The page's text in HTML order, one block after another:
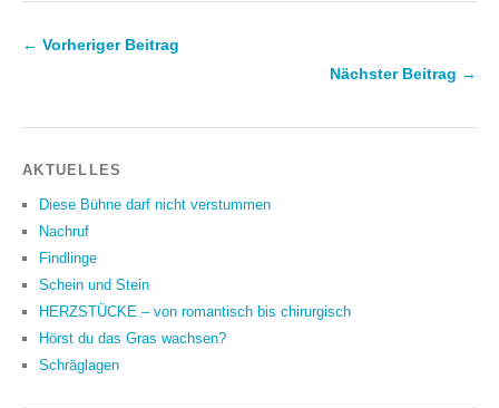
← Vorheriger Beitrag
Nächster Beitrag →
AKTUELLES
Diese Bühne darf nicht verstummen
Nachruf
Findlinge
Schein und Stein
HERZSTÜCKE – von romantisch bis chirurgisch
Hörst du das Gras wachsen?
Schräglagen